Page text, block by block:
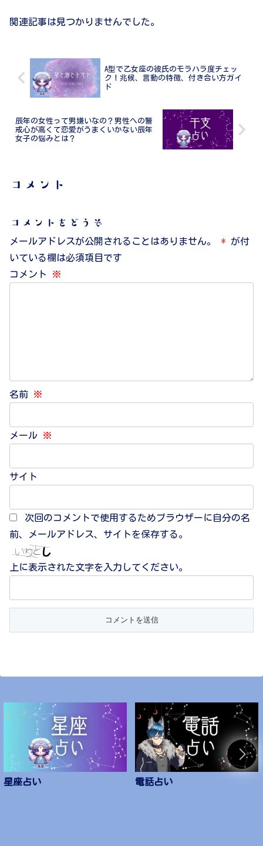
関連記事は見つかりませんでした。
A型で乙女座の彼氏のモラハラ度チェッ
ク！兆候、言動の特徴、付き合い方ガイ
ド
辰年の女性って男嫌いなの？男性への警
戒心が高くて恋愛がうまくいかない辰年
女子の悩みとは？
コメント
コメントをどうぞ
メールアドレスが公開されることはありません。 * が付
いている欄は必須項目です
コメント
※
名前 ※
メール ※
サイト
次回のコメントで使用するためブラウザーに自分の名
前、メールアドレス、サイトを保存する。
上に表示された文字を入力してください。
星座占い 電話占い